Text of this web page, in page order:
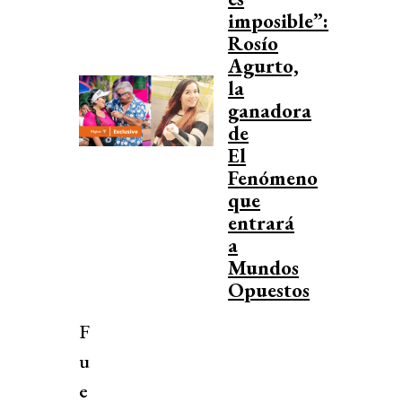
imposible”:
Rosío
Agurto,
la
ganadora
de
El
Fenómeno
que
entrará
a
Mundos
Opuestos
F
u
e